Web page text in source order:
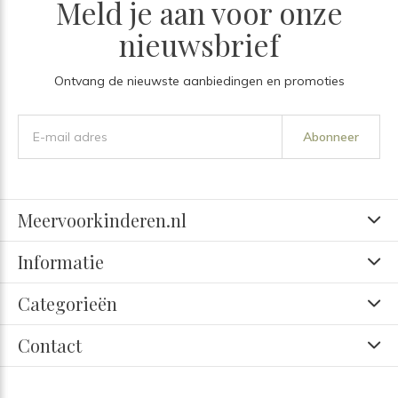
Meld je aan voor onze
nieuwsbrief
Ontvang de nieuwste aanbiedingen en promoties
Abonneer
Meervoorkinderen.nl
Informatie
Categorieën
Contact